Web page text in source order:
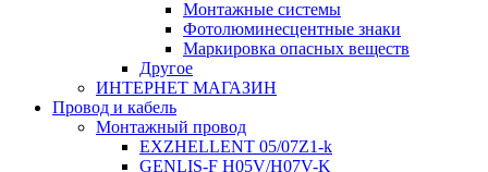
Монтажные системы
Фотолюминесцентные знаки
Маркировка опасных веществ
Другое
ИНТЕРНЕТ МАГАЗИН
Провод и кабель
Монтажный провод
EXZHELLENT 05/07Z1-k
GENLIS-F Н05V/H07V-K